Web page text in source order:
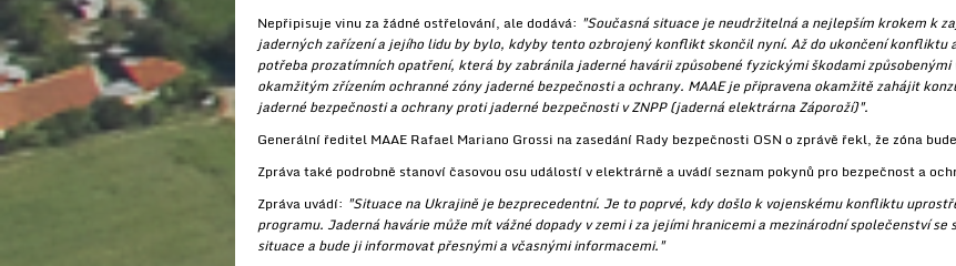
Nepřipisuje vinu za žádné ostřelování, ale dodává: "Současná situace je neudržitelná a nejlepším krokem k
jaderných zařízení a jejího lidu by bylo, kdyby tento ozbrojený konflikt skončil nyní. Až do ukončení konfliktu
potřeba prozatímních opatření, která by zabránila jaderné havárii způsobené fyzickými škodami
okamžitým zřízením ochranné zóny jaderné bezpečnosti a ochrany. MAAE je připravena okamžitě zahájit
jaderné bezpečnosti a ochrany proti jaderné bezpečnosti v ZNPP (jaderná elektrárna Záporoží)".
Generální ředitel MAAE Rafael Mariano Grossi na zasedání Rady bezpečnosti OSN o zprávě řekl, že zóna
Zpráva také podrobně stanoví časovou osu událostí v elektrárně a uvádí seznam pokynů pro bezpečnost a
Zpráva uvádí: "Situace na Ukrajině je bezprecedentní. Je to poprvé, kdy došlo k vojenskému konfliktu
programu. Jaderná havárie může mít vážné dopady v zemi i za jejími hranicemi a mezinárodní společenství se
situace a bude ji informovat přesnými a včasnými informacemi."